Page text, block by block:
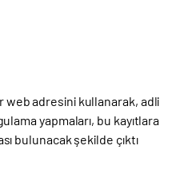
web adresini kullanarak, adli
yapmaları, bu kayıtlara
bulunacak şekilde çıktı